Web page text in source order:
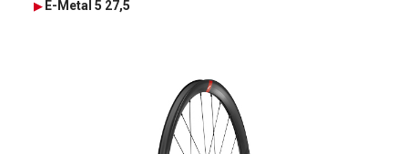
E-Metal 5 27,5